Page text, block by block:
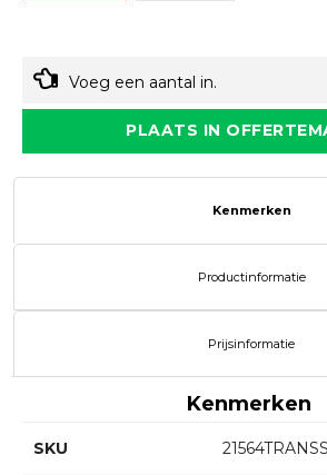
Voeg een aantal in.
PLAATS IN
Kenmerken
Productinformatie
Prijsinformatie
Kenmerken
SKU